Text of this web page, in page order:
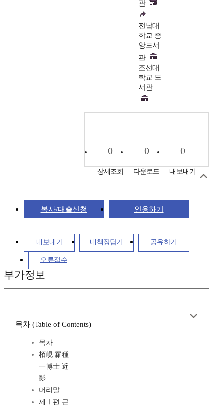
관
전남대
학교 중
앙도서
관
조선대
학교 도
서관
0
상세조회
0
다운로드
0
내보내기
복사/대출신청 인용하기
내보내기 내책장담기 공유하기
오류접수
부가정보
목차 (Table of Contents)
목차
栢峴 羅種
一博士 近
影
머리말
제Ⅰ편 근